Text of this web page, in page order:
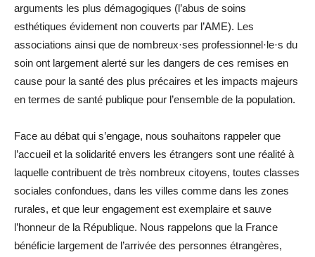
arguments les plus démagogiques (l’abus de soins
esthétiques évidement non couverts par l’AME). Les
associations ainsi que de nombreux·ses professionnel·le·s du
soin ont largement alerté sur les dangers de ces remises en
cause pour la santé des plus précaires et les impacts majeurs
en termes de santé publique pour l’ensemble de la population.
Face au débat qui s’engage, nous souhaitons rappeler que
l’accueil et la solidarité envers les étrangers sont une réalité à
laquelle contribuent de très nombreux citoyens, toutes classes
sociales confondues, dans les villes comme dans les zones
rurales, et que leur engagement est exemplaire et sauve
l’honneur de la République. Nous rappelons que la France
bénéficie largement de l’arrivée des personnes étrangères,